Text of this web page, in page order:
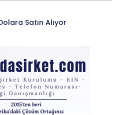
Satın Alıyor